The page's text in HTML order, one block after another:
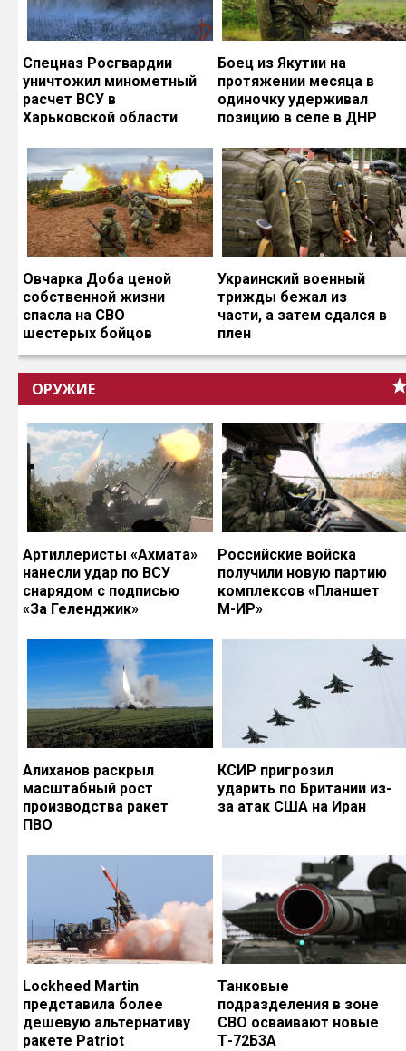
Спецназ Росгвардии
уничтожил минометный
расчет ВСУ в
Харьковской области
Боец из Якутии на
протяжении месяца в
одиночку удерживал
позицию в селе в ДНР
Овчарка Доба ценой
собственной жизни
спасла на СВО
шестерых бойцов
Украинский военный
трижды бежал из
части, а затем сдался в
плен
ОРУЖИЕ
Артиллеристы «Ахмата»
нанесли удар по ВСУ
снарядом с подписью
«За Геленджик»
Российские войска
получили новую партию
комплексов «Планшет
М-ИР»
Алиханов раскрыл
масштабный рост
производства ракет
ПВО
КСИР пригрозил
ударить по Британии из-
за атак США на Иран
Lockheed Martin
представила более
дешевую альтернативу
ракете Patriot
Танковые
подразделения в зоне
СВО осваивают новые
Т-72Б3А